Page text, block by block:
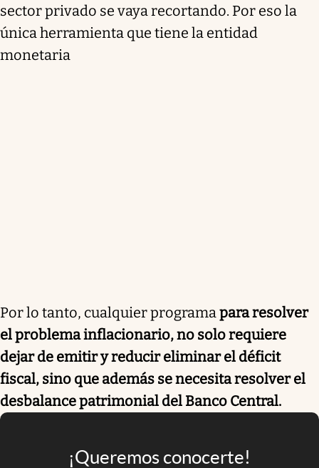
sector privado se vaya recortando. Por eso la
única herramienta que tiene la entidad
monetaria
Por lo tanto, cualquier programapara resolver
el problema inflacionario, no solo requiere
dejar de emitir y reducir eliminar el déficit
fiscal, sino que además se necesita resolver el
desbalance patrimonial del Banco Central.
¡Queremos conocerte!